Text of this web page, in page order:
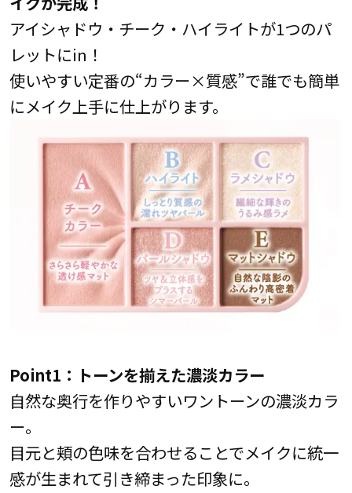
アイシャドウ・チーク・ハイライトが1つのパ
レットにin！
使いやすい定番の“カラー×質感”で誰でも簡単
にメイク上手に仕上がります。
Point1：トーンを揃えた濃淡カラー
自然な奥行を作りやすいワントーンの濃淡カラ
ー。
目元と頬の色味を合わせることでメイクに統一
感が生まれて引き締まった印象に。